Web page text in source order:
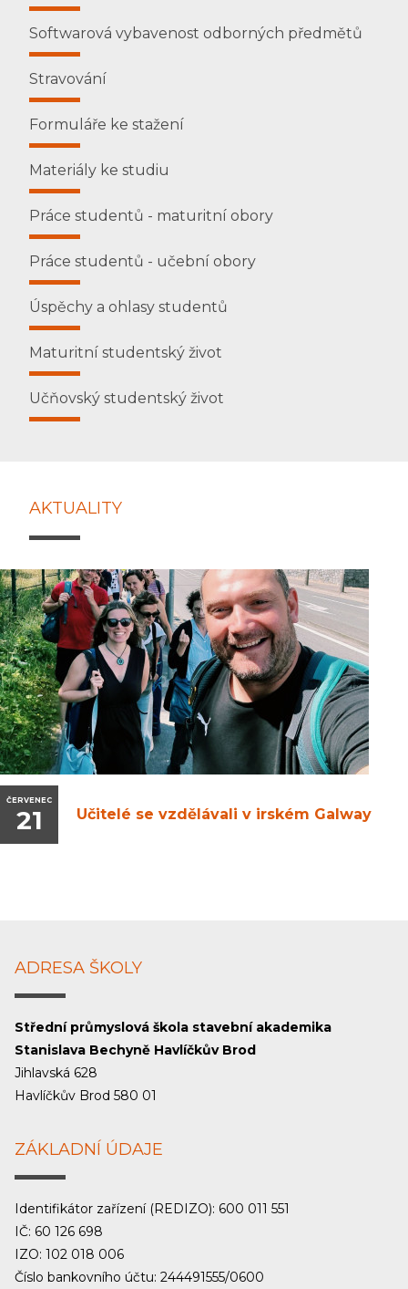
Softwarová vybavenost odborných předmětů
Stravování
Formuláře ke stažení
Materiály ke studiu
Práce studentů - maturitní obory
Práce studentů - učební obory
Úspěchy a ohlasy studentů
Maturitní studentský život
Učňovský studentský život
AKTUALITY
ČERVENEC
21 Učitelé se vzdělávali v irském Galway
ADRESA ŠKOLY
Střední průmyslová škola stavební akademika
Stanislava Bechyně Havlíčkův Brod
Jihlavská 628
Havlíčkův Brod 580 01
ZÁKLADNÍ ÚDAJE
Identifikátor zařízení (REDIZO): 600 011 551
IČ: 60 126 698
IZO: 102 018 006
Číslo bankovního účtu: 244491555/0600